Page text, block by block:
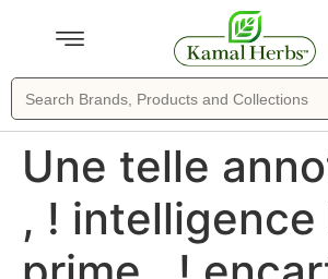
Une telle
, ! intelligence